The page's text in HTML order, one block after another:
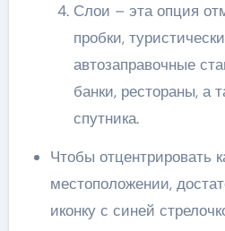
Слои – эта опция
пробки,
автозаправочные
банки, рестораны, а
спутника.
Чтобы отцентрировать
местоположении,
иконку с синей